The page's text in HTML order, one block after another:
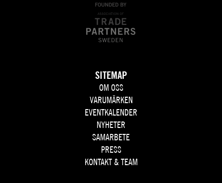
SITEMAP
OM OSS
VARUMÄRKEN
EVENTKALENDER
NYHETER
SAMARBETE
PRESS
KONTAKT & TEAM